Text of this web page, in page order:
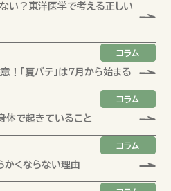
い？東洋医学で考える正しい
コラム
！「夏バテ」は7月から始まる
コラム
体で起きていること
コラム
かくならない理由